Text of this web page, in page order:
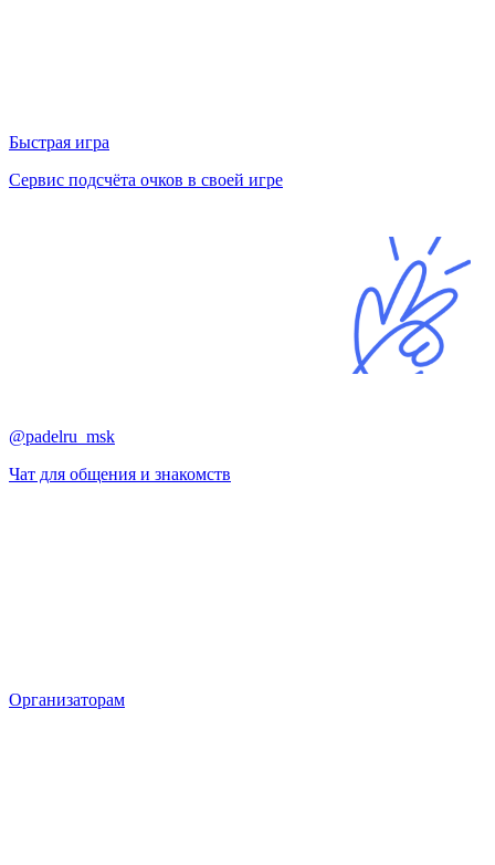
Быстрая игра
Сервис подсчёта очков в своей игре
@padelru_msk
Чат для общения и знакомств
Организаторам